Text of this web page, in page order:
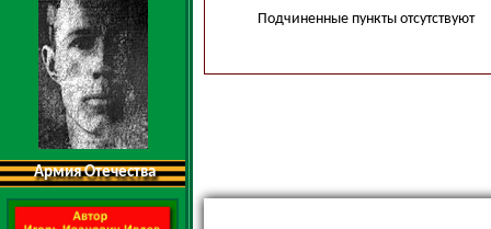
Армия Отечества
Подчиненные пункты отсутствуют